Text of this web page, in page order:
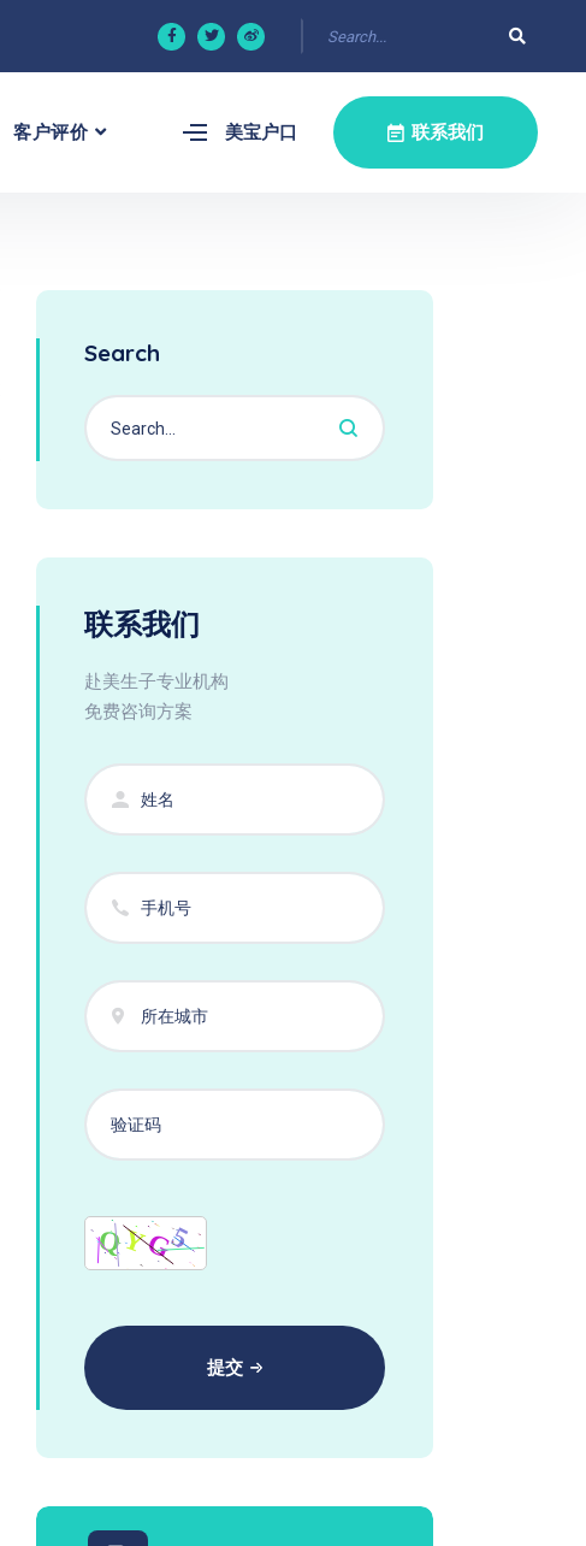
客户评价 美宝户口 联系我们
Search
联系我们
赴美生子专业机构
免费咨询方案
提交